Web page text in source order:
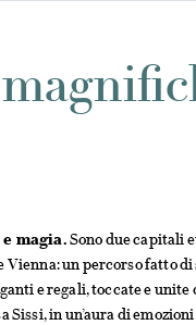
magia.Sono due capitali
Vienna: un percorso fatto
e regali, toccate e
Sissi, in un’aura di